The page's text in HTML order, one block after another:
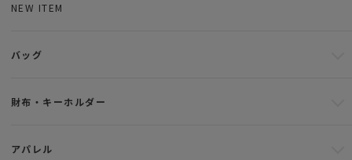
NEW ITEM
バッグ
財布・キーホルダー
アパレル